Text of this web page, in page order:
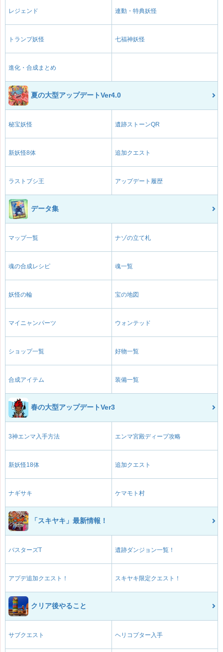
レジェンド 連動・特典妖怪
トランプ妖怪 七福神妖怪
進化・合成まとめ
夏の大型アップデートVer4.0
秘宝妖怪 遺跡ストーンQR
新妖怪8体 追加クエスト
ラストブシ王 アップデート履歴
データ集
マップ一覧 ナゾの立て札
魂の合成レシピ 魂一覧
妖怪の輪 宝の地図
マイニャンパーツ ウォンテッド
ショップ一覧 好物一覧
合成アイテム 装備一覧
春の大型アップデートVer3
3神エンマ入手方法 エンマ宮殿ディープ攻略
新妖怪18体 追加クエスト
ナギサキ ケマモト村
「スキヤキ」最新情報！
バスターズT 遺跡ダンジョン一覧！
アプデ追加クエスト！ スキヤキ限定クエスト！
クリア後やること
サブクエスト ヘリコプター入手